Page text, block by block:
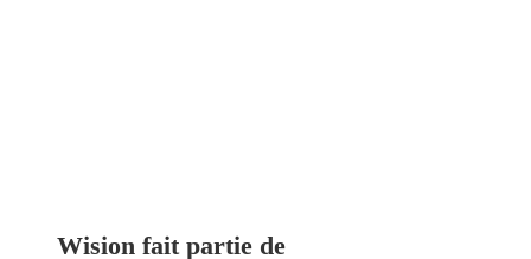
Wision fait partie de